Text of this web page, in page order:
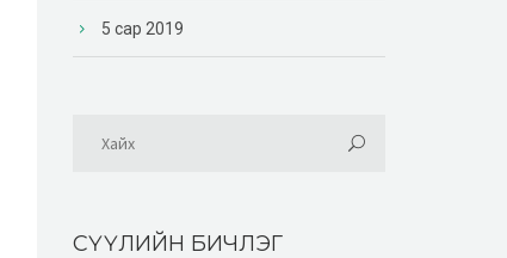
5 сар 2019
СҮҮЛИЙН БИЧЛЭГ